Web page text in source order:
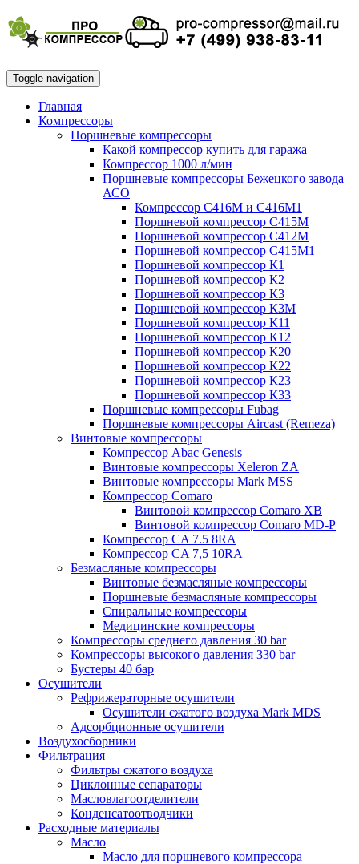
Toggle navigation
Главная
Компрессоры
Поршневые компрессоры
Какой компрессор купить для гаража
Компрессор 1000 л/мин
Поршневые компрессоры Бежецкого завода
АСО
Компрессор С416М и С416М1
Поршневой компрессор С415М
Поршневой компрессор С412М
Поршневой компрессор С415М1
Поршневой компрессор К1
Поршневой компрессор К2
Поршневой компрессор К3
Поршневой компрессор К3М
Поршневой компрессор К11
Поршневой компрессор К12
Поршневой компрессор К20
Поршневой компрессор К22
Поршневой компрессор К23
Поршневой компрессор К33
Поршневые компрессоры Fubag
Поршневые компрессоры Aircast (Remeza)
Винтовые компрессоры
Компрессор Abac Genesis
Винтовые компрессоры Xeleron ZA
Винтовые компрессоры Mark MSS
Компрессор Comaro
Винтовой компрессор Comaro XB
Винтовой компрессор Comaro MD-P
Компрессор CA 7.5 8RA
Компрессор CA 7,5 10RA
Безмасляные компрессоры
Винтовые безмасляные компрессоры
Поршневые безмасляные компрессоры
Спиральные компрессоры
Медицинские компрессоры
Компрессоры среднего давления 30 bar
Компрессоры высокого давления 330 bar
Бустеры 40 бар
Осушители
Рефрижераторные осушители
Осушители сжатого воздуха Mark MDS
Адсорбционные осушители
Воздухосборники
Фильтрация
Фильтры сжатого воздуха
Циклонные сепараторы
Масловлагоотделители
Конденсатоотводчики
Расходные материалы
Масло
Масло для поршневого компрессора